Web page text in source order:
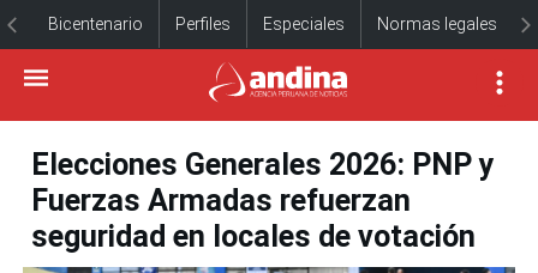
Bicentenario Perfiles Especiales Normas legales
Elecciones Generales 2026: PNP y
Fuerzas Armadas refuerzan
seguridad en locales de votación